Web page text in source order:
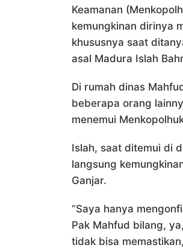
Keamanan
kemungkinan dirinya
khususnya saat
asal Madura Islah
Di rumah dinas
beberapa orang
menemui
Islah, saat ditemui di
langsung
Ganjar.
“Saya hanya
Pak Mahfud bilang,
tidak bisa